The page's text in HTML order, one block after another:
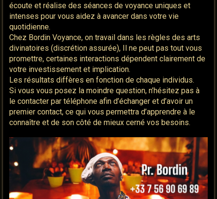
écoute et réalise des séances de voyance uniques et
intenses pour vous aidez à avancer dans votre vie
quotidienne.
Chez Bordin Voyance, on travail dans les règles des arts
divinatoires (discrétion assurée), Il ne peut pas tout vous
promettre, certaines interactions dépendent clairement de
votre investissement et implication.
Les résultats diffères en fonction de chaque individus.
Si vous vous posez la moindre question, n’hésitez pas à
le contacter par téléphone afin d’échanger et d’avoir un
premier contact, ce qui vous permettra d’apprendre à le
connaître et de son côté de mieux cerné vos besoins.